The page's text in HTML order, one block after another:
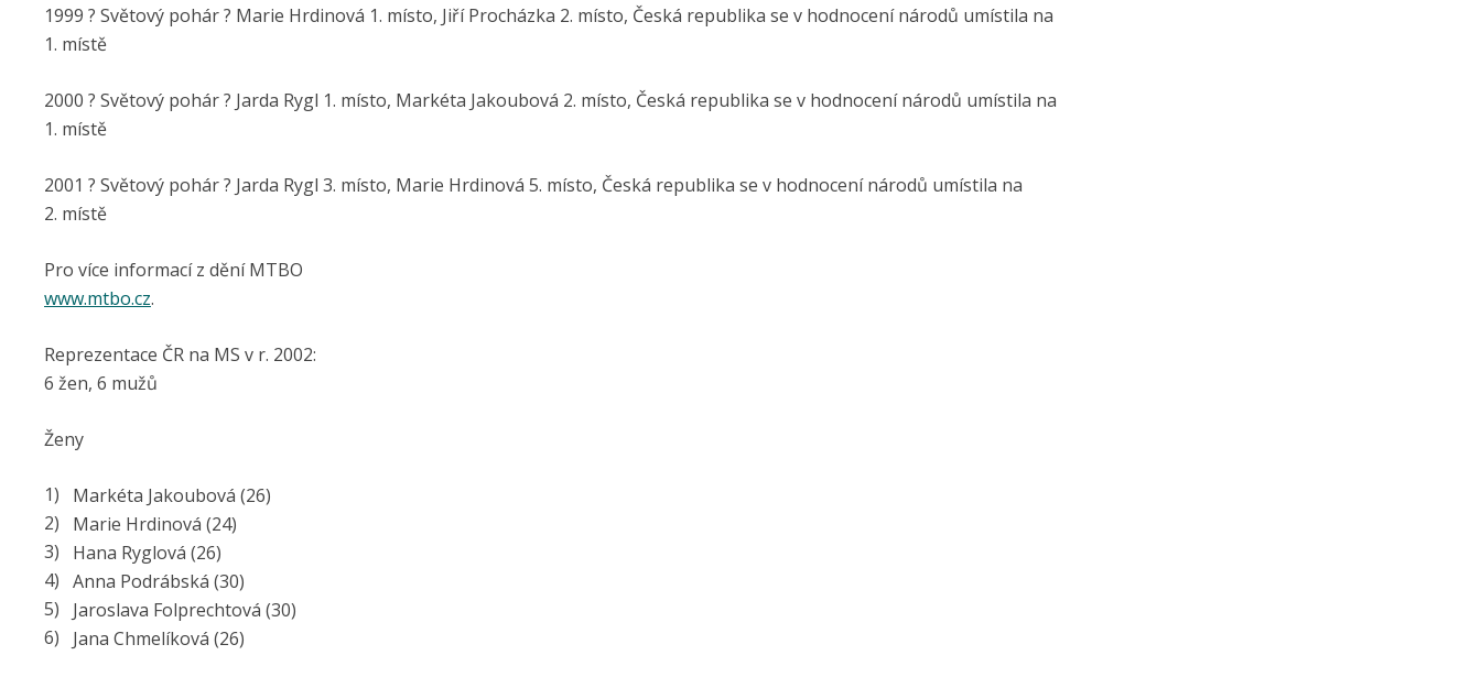
1999 ? Světový pohár ? Marie Hrdinová 1. místo, Jiří Procházka 2. místo, Česká republika se v hodnocení národů umístila na
1. místě
2000 ? Světový pohár ? Jarda Rygl 1. místo, Markéta Jakoubová 2. místo, Česká republika se v hodnocení národů umístila na
1. místě
2001 ? Světový pohár ? Jarda Rygl 3. místo, Marie Hrdinová 5. místo, Česká republika se v hodnocení národů umístila na
2. místě
Pro více informací z dění MTBO
www.mtbo.cz.
Reprezentace ČR na MS v r. 2002:
6 žen, 6 mužů
Ženy
Markéta Jakoubová (26)
Marie Hrdinová (24)
Hana Ryglová (26)
Anna Podrábská (30)
Jaroslava Folprechtová (30)
Jana Chmelíková (26)